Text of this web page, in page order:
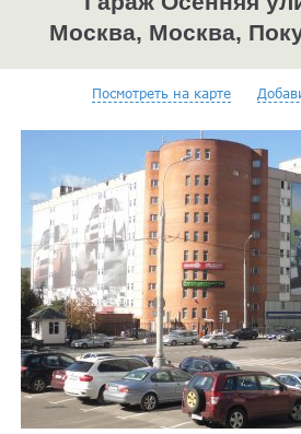
Москва, Москва,
Посмотреть на карте